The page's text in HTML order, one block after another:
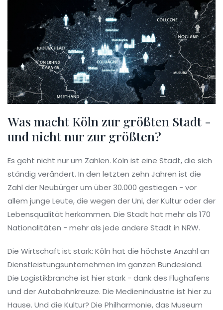
Was macht Köln zur größten Stadt -
und nicht nur zur größten?
Es geht nicht nur um Zahlen. Köln ist eine Stadt, die sich
ständig verändert. In den letzten zehn Jahren ist die
Zahl der Neubürger um über 30.000 gestiegen - vor
allem junge Leute, die wegen der Uni, der Kultur oder der
Lebensqualität herkommen. Die Stadt hat mehr als 170
Nationalitäten - mehr als jede andere Stadt in NRW.
Die Wirtschaft ist stark: Köln hat die höchste Anzahl an
Dienstleistungsunternehmen im ganzen Bundesland.
Die Logistikbranche ist hier stark - dank des Flughafens
und der Autobahnkreuze. Die Medienindustrie ist hier zu
Hause. Und die Kultur? Die Philharmonie, das Museum